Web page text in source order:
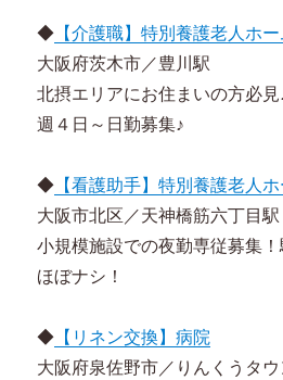
◆ 【介護職】特別養護老人ホー
大阪府茨木市／豊川駅
北摂エリアにお住まいの方必見
週４日～日勤募集♪
◆ 【看護助手】特別養護老人ホ
大阪市北区／天神橋筋六丁目駅
小規模施設での夜勤専従募集
ほぼナシ！
◆ 【リネン交換】病院
大阪府泉佐野市／りんくうタウ